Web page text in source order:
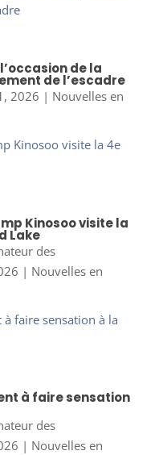
de la
de l’escadre
2026 | Nouvelles en
Kinosoo visite la
Lake
des
| Nouvelles en
à faire sensation
des
| Nouvelles en